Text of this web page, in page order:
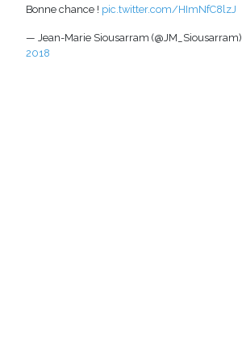
Bonne chance ! pic.twitter.com/HImNfC8lzJ
— Jean-Marie Siousarram (@JM_Siousarram)
2018